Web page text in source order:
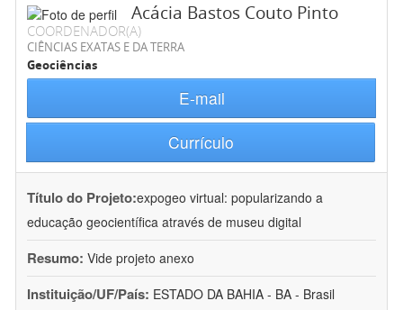
Acácia Bastos Couto Pinto
COORDENADOR(A)
CIÊNCIAS EXATAS E DA TERRA
Geociências
E-mail
Currículo
Título do Projeto:expogeo virtual: popularizando a
educação geocientífica através de museu digital
Resumo: Vide projeto anexo
Instituição/UF/País: ESTADO DA BAHIA - BA - Brasil